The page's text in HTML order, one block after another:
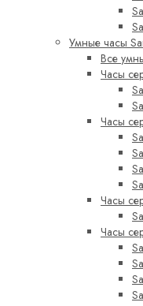
Умные часы
Все
Часы
Часы
Часы
Часы